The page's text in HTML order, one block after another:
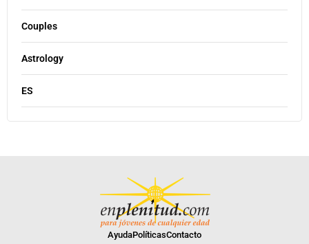
Couples
Astrology
ES
AyudaPolíticasContacto